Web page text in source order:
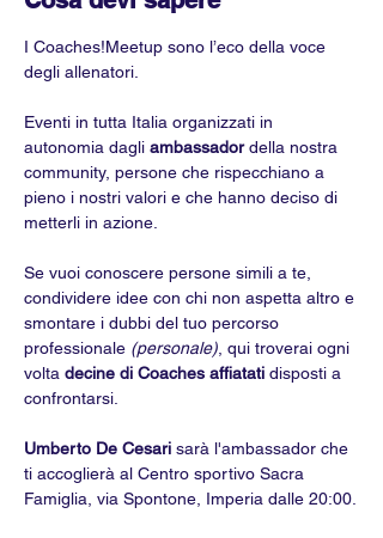
I Coaches!Meetup sono l’eco della voce
degli allenatori.
Eventi in tutta Italia organizzati in
autonomia dagli ambassador della nostra
community, persone che rispecchiano a
pieno i nostri valori e che hanno deciso di
metterli in azione.
Se vuoi conoscere persone simili a te,
condividere idee con chi non aspetta altro e
smontare i dubbi del tuo percorso
professionale (personale) , qui troverai ogni
volta decine di Coaches affiatati disposti a
confrontarsi.
Umberto De Cesari sarà l'ambassador che
ti accoglierà al Centro sportivo Sacra
Famiglia, via Spontone, Imperia dalle 20:00.